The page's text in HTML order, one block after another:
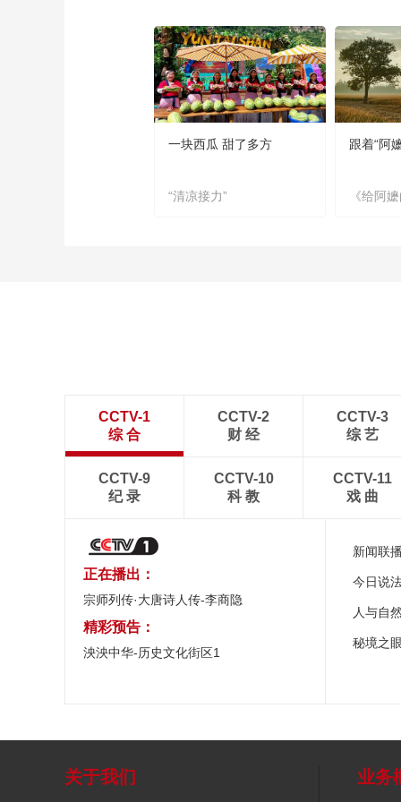
一块西瓜 甜了多方
“清凉接力”
跟着“阿
《给阿
CCTV-1
综 合
CCTV-2
财 经
CCTV-3
综 艺
CCTV-9
纪 录
CCTV-10
科 教
CCTV-11
戏 曲
正在播出：
宗师列传·大唐诗人传-李商隐
精彩预告：
泱泱中华-历史文化街区1
新闻联
今日说
人与自
秘境之
关于我们 业务